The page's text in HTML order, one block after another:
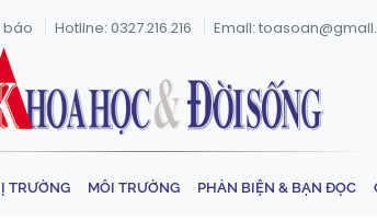
báo Hotline: 0327.216.216 Email:
TRƯỜNG MÔI TRƯỜNG PHẢN BIỆN & BẠN ĐỌC